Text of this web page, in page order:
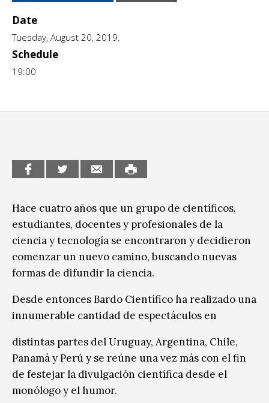
CCE en el interior/libros
Espacio itinerante de lectura infantil
Escénicas
Exposiciones
Formación
Medio Ambiente
Música
Sin categoría
Date
Tuesday, August 20, 2019.
Schedule
19:00
Hace cuatro años que un grupo de científicos,
estudiantes, docentes y profesionales de la
ciencia y tecnología se encontraron y decidieron
comenzar un nuevo camino, buscando nuevas
formas de difundir la ciencia.
Desde entonces Bardo Científico ha realizado una
innumerable cantidad de espectáculos en
distintas partes del Uruguay, Argentina, Chile,
Panamá y Perú y se reúne una vez más con el fin
de festejar la divulgación científica desde el
monólogo y el humor.